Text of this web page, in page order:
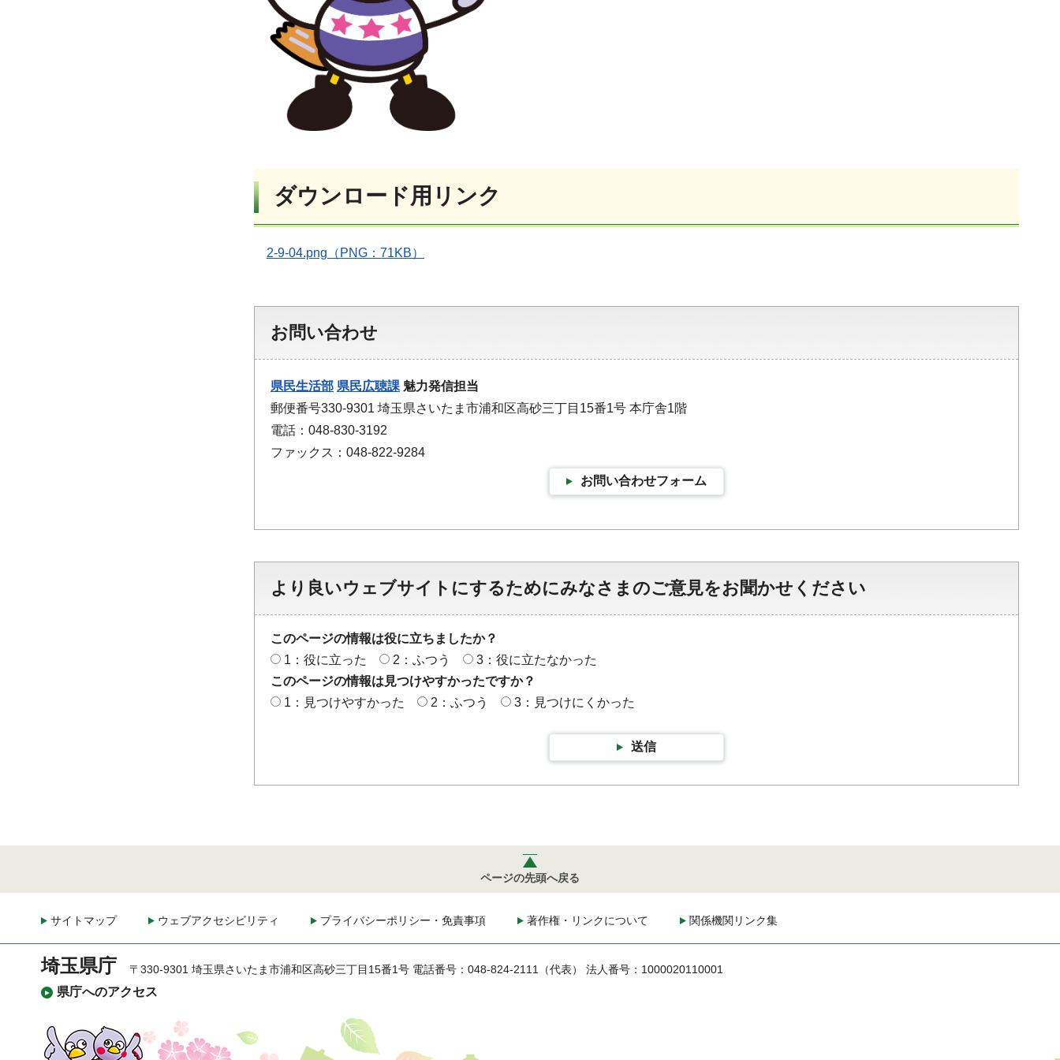
ダウンロード用リンク
2-9-04.png（PNG：71KB）
お問い合わせ
県民生活部 県民広聴課 魅力発信担当
郵便番号330-9301 埼玉県さいたま市浦和区高砂三丁目15番1号 本庁舎1階
電話：048-830-3192
ファックス：048-822-9284
お問い合わせフォーム
より良いウェブサイトにするためにみなさまのご意見をお聞かせください
このページの情報は役に立ちましたか？
1：役に立った
2：ふつう
3：役に立たなかった
このページの情報は見つけやすかったですか？
1：見つけやすかった
2：ふつう 3：見つけにくかった
送信
ページの先頭へ戻る
サイトマップ ウェブアクセシビリティ プライバシーポリシー・免責事項 著作権・リンクについて 関係機関リンク集
埼玉県庁
県庁へのアクセス
〒330-9301 埼玉県さいたま市浦和区高砂三丁目15番1号 電話番号：048-824-2111（代表） 法人番号：1000020110001